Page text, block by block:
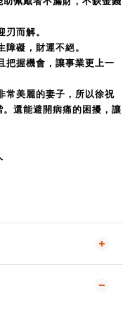
而解。
礙，財運不絕。
把握機會，讓事業更上一
常美麗的妻子，所以徐祝
還能避開病痛的困擾，讓